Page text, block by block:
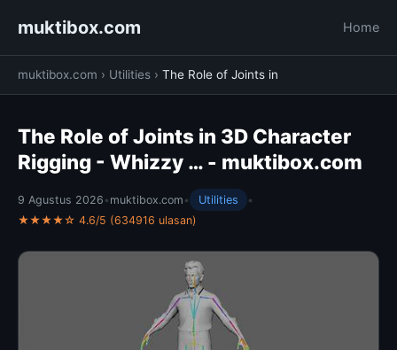
muktibox.com Home
muktibox.com › Utilities › The Role of Joints in
The Role of Joints in 3D Character
Rigging - Whizzy … - muktibox.com
9 Agustus 2026 • muktibox.com • Utilities
•
★★★★☆ 4.6/5 (634916 ulasan)